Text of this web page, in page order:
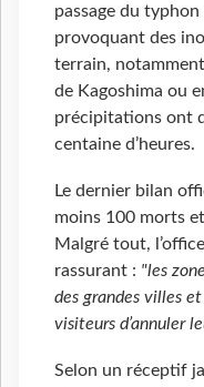
passage du
provoquant des
terrain,
de Kagoshima ou
précipitations ont
centaine d’heures.
Le dernier bilan
moins 100 morts
Malgré tout,
rassurant : "les
des grandes villes
visiteurs d’annuler
Selon un réceptif